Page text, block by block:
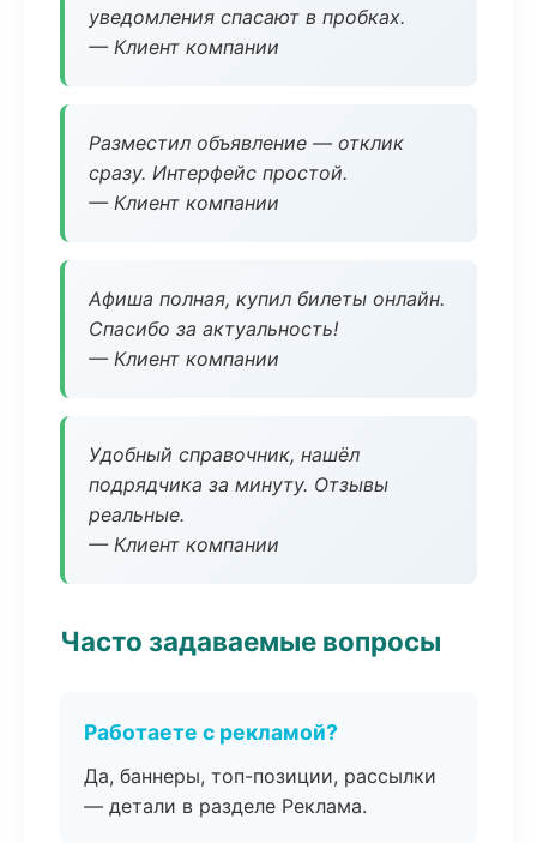
уведомления спасают в пробках.
— Клиент компании
Разместил объявление — отклик
сразу. Интерфейс простой.
— Клиент компании
Афиша полная, купил билеты онлайн.
Спасибо за актуальность!
— Клиент компании
Удобный справочник, нашёл
подрядчика за минуту. Отзывы
реальные.
— Клиент компании
Часто задаваемые вопросы
Работаете с рекламой?
Да, баннеры, топ-позиции, рассылки
— детали в разделе Реклама.